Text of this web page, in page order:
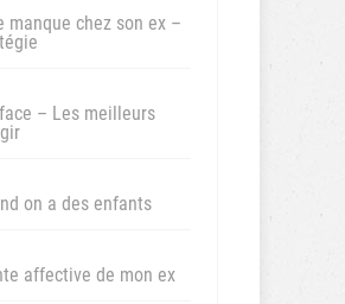
manque chez son ex –
– Les meilleurs
on a des enfants
affective de mon ex